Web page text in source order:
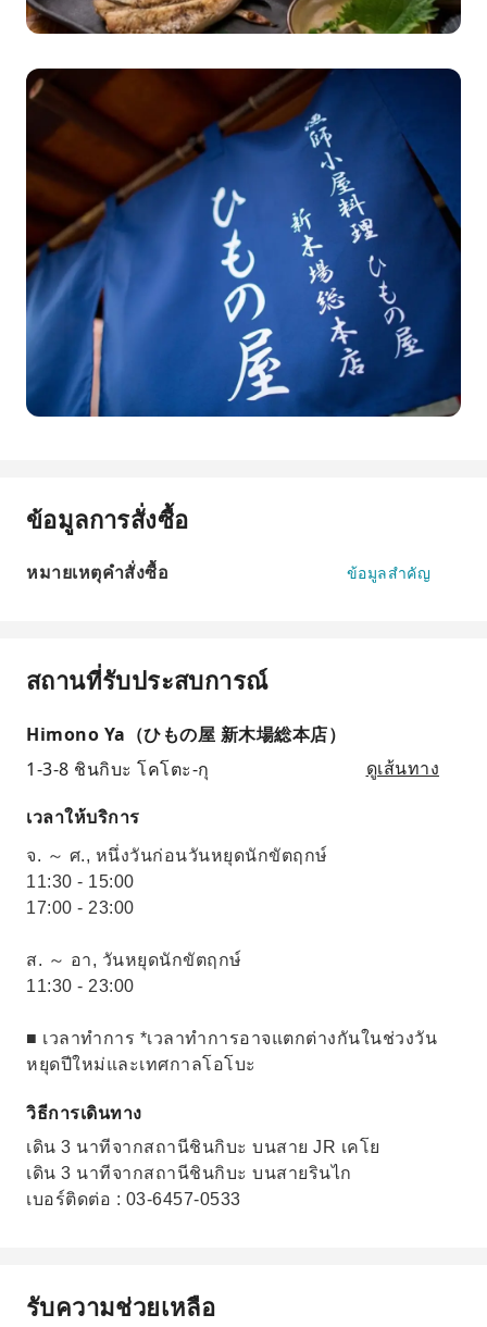
ข้อมูลการสั่งซื้อ
หมายเหตุคำสั่งซื้อ ข้อมูลสำคัญ
สถานที่รับประสบการณ์
Himono Ya（ひもの屋 新木場総本店）
1-3-8 ชินกิบะ โคโตะ-กุ
ดูเส้นทาง
เวลาให้บริการ
จ. ～ ศ., หนึ่งวันก่อนวันหยุดนักขัตฤกษ์
11:30 - 15:00
17:00 - 23:00
ส. ～ อา, วันหยุดนักขัตฤกษ์
11:30 - 23:00
■ เวลาทำการ *เวลาทำการอาจแตกต่างกันในช่วงวัน
หยุดปีใหม่และเทศกาลโอโบะ
วิธีการเดินทาง
เดิน 3 นาทีจากสถานีชินกิบะ บนสาย JR เคโย
เดิน 3 นาทีจากสถานีชินกิบะ บนสายรินไก
เบอร์ติดต่อ : 03-6457-0533
รับความช่วยเหลือ